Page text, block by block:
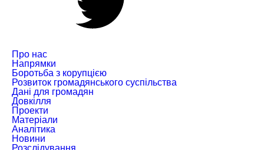
Про нас
Напрямки
Боротьба з корупцією
Розвиток громадянського суспільства
Дані для громадян
Довкілля
Проекти
Матеріали
Аналітика
Новини
Розслідування